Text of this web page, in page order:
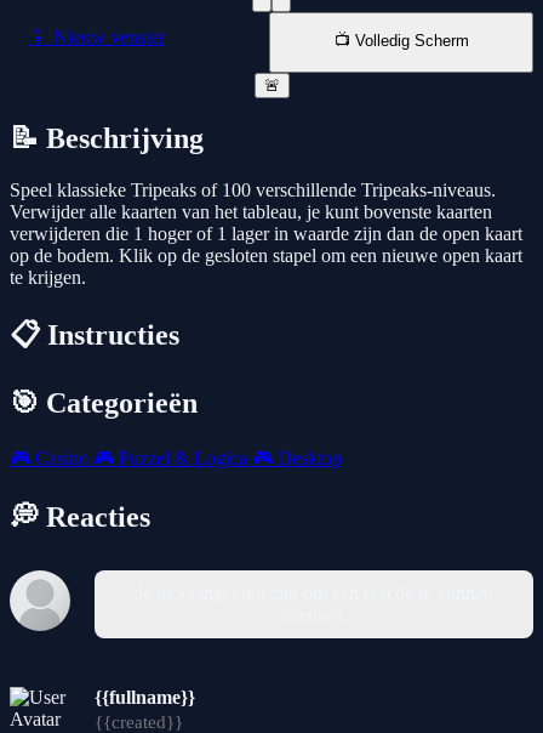
📱 Nieuw venster 📺 Volledig Scherm
🚨
📝 Beschrijving
Speel klassieke Tripeaks of 100 verschillende Tripeaks-niveaus.
Verwijder alle kaarten van het tableau, je kunt bovenste kaarten
verwijderen die 1 hoger of 1 lager in waarde zijn dan de open kaart
op de bodem. Klik op de gesloten stapel om een nieuwe open kaart
te krijgen.
📋 Instructies
🎯 Categorieën
🎮 Casino 🎮 Puzzel & Logica 🎮 Desktop
💭 Reacties
{{fullname}}
{{created}}